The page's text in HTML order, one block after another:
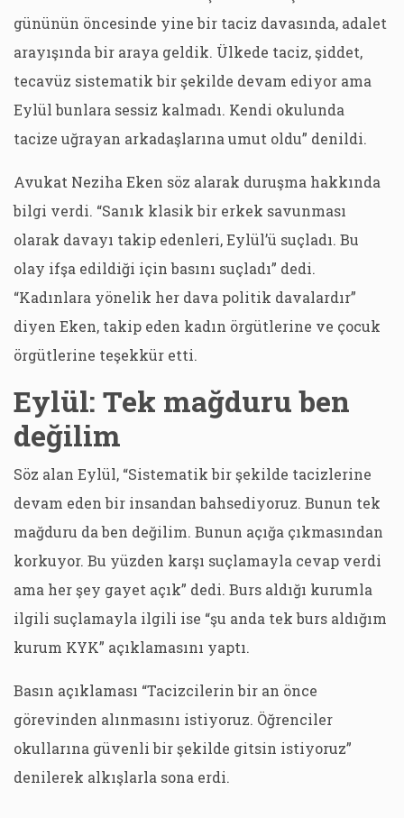
gününün öncesinde yine bir taciz davasında, adalet
arayışında bir araya geldik. Ülkede taciz, şiddet,
tecavüz sistematik bir şekilde devam ediyor ama
Eylül bunlara sessiz kalmadı. Kendi okulunda
tacize uğrayan arkadaşlarına umut oldu” denildi.
Avukat Neziha Eken söz alarak duruşma hakkında
bilgi verdi. “Sanık klasik bir erkek savunması
olarak davayı takip edenleri, Eylül’ü suçladı. Bu
olay ifşa edildiği için basını suçladı” dedi.
“Kadınlara yönelik her dava politik davalardır”
diyen Eken, takip eden kadın örgütlerine ve çocuk
örgütlerine teşekkür etti.
Eylül: Tek mağduru ben
değilim
Söz alan Eylül, “Sistematik bir şekilde tacizlerine
devam eden bir insandan bahsediyoruz. Bunun tek
mağduru da ben değilim. Bunun açığa çıkmasından
korkuyor. Bu yüzden karşı suçlamayla cevap verdi
ama her şey gayet açık” dedi. Burs aldığı kurumla
ilgili suçlamayla ilgili ise “şu anda tek burs aldığım
kurum KYK” açıklamasını yaptı.
Basın açıklaması “Tacizcilerin bir an önce
görevinden alınmasını istiyoruz. Öğrenciler
okullarına güvenli bir şekilde gitsin istiyoruz”
denilerek alkışlarla sona erdi.